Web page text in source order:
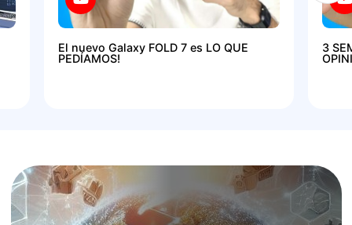
El nuevo Galaxy FOLD 7 es LO QUE
PEDÍAMOS!
3